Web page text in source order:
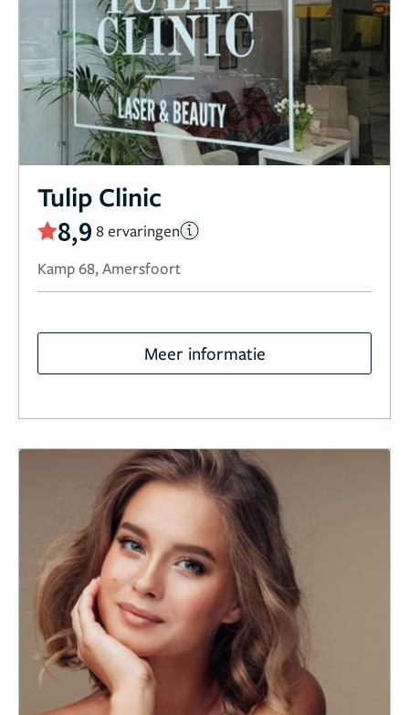
Tulip Clinic
8,9 8 ervaringen
Kamp 68, Amersfoort
Meer informatie